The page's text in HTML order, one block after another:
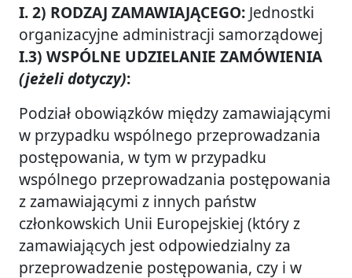
I. 2) RODZAJ ZAMAWIAJĄCEGO: Jednostki
organizacyjne administracji samorządowej
I.3) WSPÓLNE UDZIELANIE ZAMÓWIENIA
(jeżeli dotyczy):
Podział obowiązków między zamawiającymi
w przypadku wspólnego przeprowadzania
postępowania, w tym w przypadku
wspólnego przeprowadzania postępowania
z zamawiającymi z innych państw
członkowskich Unii Europejskiej (który z
zamawiających jest odpowiedzialny za
przeprowadzenie postępowania, czy i w